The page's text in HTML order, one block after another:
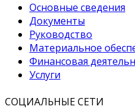
Основные сведения
Документы
Руководство
Материальное
Финансовая
Услуги
СОЦИАЛЬНЫЕ СЕТИ